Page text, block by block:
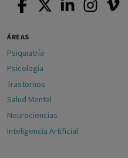
ÁREAS
Psiquiatría
Psicología
Trastornos
Salud Mental
Neurociencias
Inteligencia Artificial